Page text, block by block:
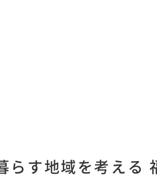
らす地域を考える